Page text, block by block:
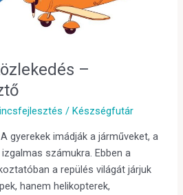
–
/Készségfutár
gyerekek imádják a járműveket, a
számukra. Ebben a
a repülés világát járjuk
hanem helikopterek,